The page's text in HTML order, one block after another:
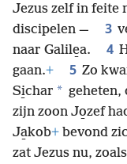
Jezus zelf in feite
discipelen —
3
naar Galile̱a.
4
gaan.+ 5 Zo
Si̱char * geheten,
zijn zoon Jo̱zef
Ja̱kob+ bevond
zat Jezus nu,